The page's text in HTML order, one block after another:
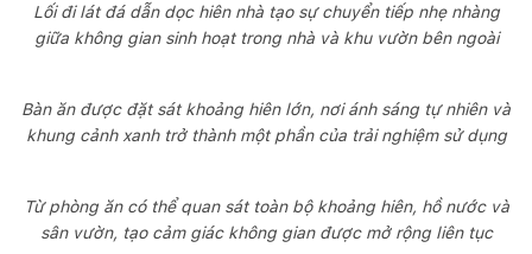
Lối đi lát đá dẫn dọc hiên nhà tạo sự chuyển tiếp nhẹ nhàng
giữa không gian sinh hoạt trong nhà và khu vườn bên ngoài
Bàn ăn được đặt sát khoảng hiên lớn, nơi ánh sáng tự nhiên và
khung cảnh xanh trở thành một phần của trải nghiệm sử dụng
Từ phòng ăn có thể quan sát toàn bộ khoảng hiên, hồ nước và
sân vườn, tạo cảm giác không gian được mở rộng liên tục